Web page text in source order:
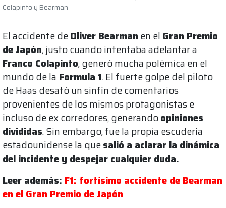
Colapinto y Bearman
El accidente deOliver Bearman en el Gran Premio
de Japón, justo cuando intentaba adelantar a
Franco Colapinto, generó mucha polémica en el
mundo de la Formula 1. El fuerte golpe del piloto
de Haas desató un sinfín de comentarios
provenientes de los mismos protagonistas e
incluso de ex corredores, generandoopiniones
divididas. Sin embargo, fue la propia escudería
estadounidense la quesalió a aclarar la dinámica
del incidente y despejar cualquier duda.
Leer además: F1: fortísimo accidente de Bearman
en el Gran Premio de Japón